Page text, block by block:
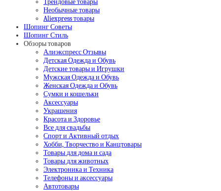
Необычные товары
Aliexpress товары
Шопинг Советы
Шопинг Стиль
Обзоры товаров
Алиэкспресс Отзывы
Детская Одежда и Обувь
Детские товары и Игрушки
Мужская Одежда и Обувь
Женская Одежда и Обувь
Сумки и кошельки
Аксессуары
Украшения
Красота и Здоровье
Все для свадьбы
Спорт и Активный отдых
Хобби, Творчество и Канцтовары
Товары для дома и сада
Товары для животных
Электроника и Техника
Телефоны и аксессуары
Автотовары